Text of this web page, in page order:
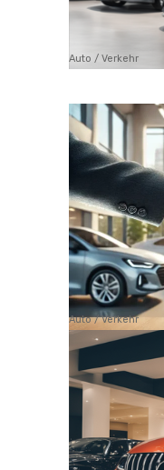
Auto / Verkehr
Auto / Verkehr